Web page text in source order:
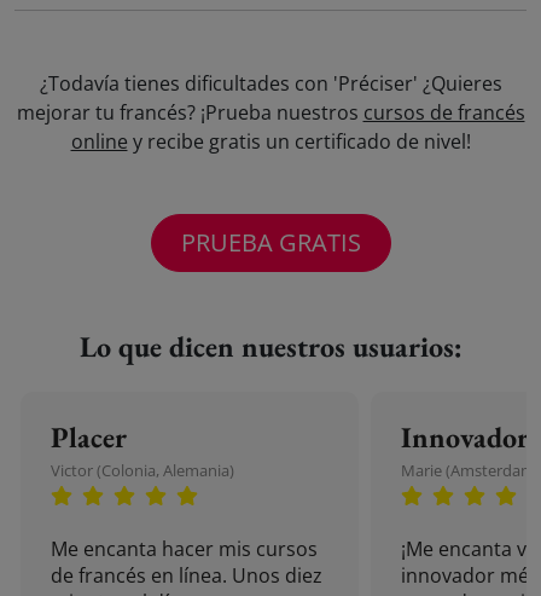
¿Todavía tienes dificultades con 'Préciser' ¿Quieres
mejorar tu francés? ¡Prueba nuestros cursos de francés
online y recibe gratis un certificado de nivel!
PRUEBA GRATIS
Lo que dicen nuestros usuarios:
Placer
Victor (Colonia, Alemania)
Me encanta hacer mis cursos
de francés en línea. Unos diez
Innovador
Marie (Amsterdam,
¡Me encanta
innovador